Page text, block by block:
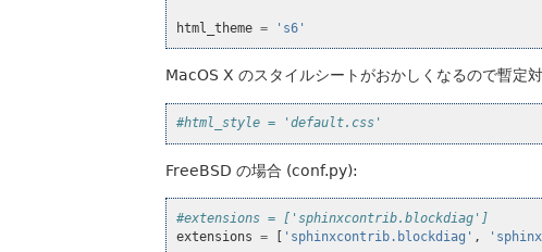
html_theme = 's6'
MacOS X のスタイルシートがおかしくなるので暫定
#html_style = 'default.css'
FreeBSD の場合 (conf.py):
#extensions = ['sphinxcontrib.blockdiag']
extensions = [ 'sphinxcontrib.blockdiag' ,